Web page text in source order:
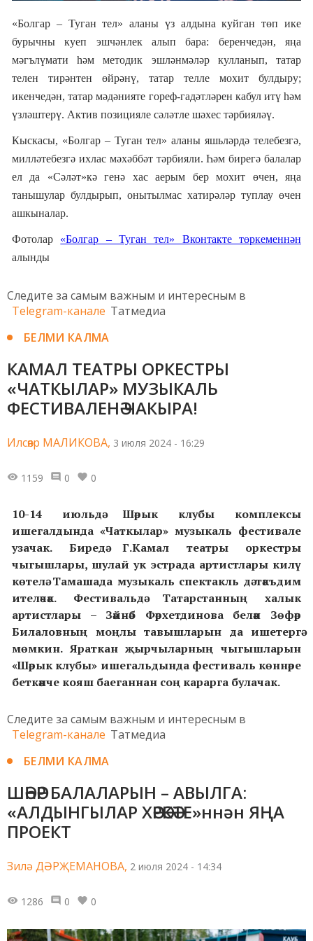
«Болгар – Туган тел» аланы үз алдына куйган төп ике
бурычны куеп эшчәнлек алып бара: беренчедән, яңа
мәгълүмати һәм методик эшләнмәләр кулланып, татар
телен тирәнтен өйрәнү, татар телле мохит булдыру;
икенчедән, татар мәдәнияте гореф-гадәтләрен кабул итү һәм
үзләштерү. Актив позицияле сәләтле шәхес тәрбияләү.
Кыскасы, «Болгар– Туган тел» аланы яшьләрдә телебезгә,
милләтебезгә ихлас мәхәббәт тәрбияли. Һәм бирегә балалар
ел да «Сәләт»кә генә хас аерым бер мохит өчен, яңа
танышулар булдырып, онытылмас хатирәләр туплау өчен
ашкыналар.
Фотолар «Болгар – Туган тел» Вконтакте төркеменнән
алынды
Следите за самым важным и интересным в
Telegram-канале Татмедиа
БЕЛМИ КАЛМА
КАМАЛ ТЕАТРЫ ОРКЕСТРЫ
«ЧАТКЫЛАР» МУЗЫКАЛЬ
ФЕСТИВАЛЕНӘ ЧАКЫРА!
Илсөяр МАЛИКОВА, 3 июля 2024 - 16:29
1159 0 0
10-14 июльдә Шәрык клубы комплексы
ишегалдында «Чаткылар» музыкаль фестивале
узачак. Биредә Г.Камал театры оркестры
чыгышлары, шулай ук эстрада артистлары килү
көтелә. Тамашада музыкаль спектакль дә тәкъдим
ителәчәк. Фестивальдә Татарстанның халык
артистлары – Зәйнәб Фәрхетдинова белән Зөфәр
Билаловның моңлы тавышларын да ишетергә
мөмкин. Яраткан җырчыларның чыгышларын
«Шәрык клубы» ишегальдында фестиваль көннәре
беткәнче кояш баеганнан соң карарга булачак.
Следите за самым важным и интересным в
Telegram-канале Татмедиа
БЕЛМИ КАЛМА
ШӘҺӘР БАЛАЛАРЫН – АВЫЛГА:
«АЛДЫНГЫЛАР ХӘРӘКӘТЕ»ннән ЯҢА
ПРОЕКТ
Зилә ДӘРҖЕМАНОВА, 2 июля 2024 - 14:34
1286 0 0